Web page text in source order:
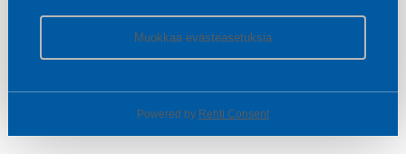
Muokkaa evästeasetuksia
Powered by Rehti Consent